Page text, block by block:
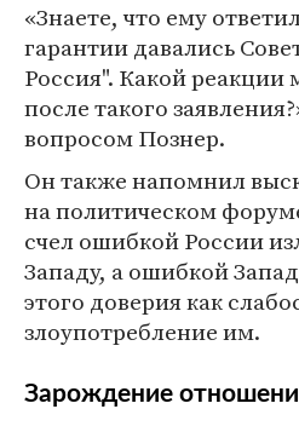
«Знаете, что ему
гарантии давались
Россия". Какой
после такого
вопросом Познер.
Он также напомнил
на политическом
счел ошибкой России
Западу, а ошибкой
этого доверия как
злоупотребление им.
Зарождение